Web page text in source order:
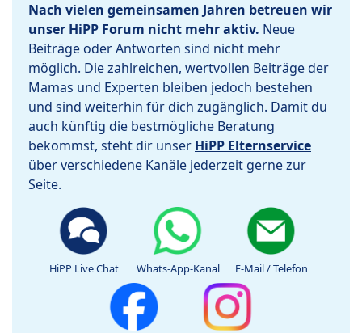
Nach vielen gemeinsamen Jahren betreuen wir
unser HiPP Forum nicht mehr aktiv. Neue
Beiträge oder Antworten sind nicht mehr
möglich. Die zahlreichen, wertvollen Beiträge der
Mamas und Experten bleiben jedoch bestehen
und sind weiterhin für dich zugänglich. Damit du
auch künftig die bestmögliche Beratung
bekommst, steht dir unser HiPP Elternservice
über verschiedene Kanäle jederzeit gerne zur
Seite.
HiPP Live Chat Whats-App-Kanal E-Mail / Telefon